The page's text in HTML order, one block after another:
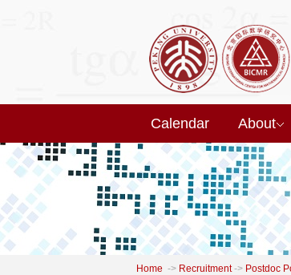
Calendar About
Home -> Recruitment -> Postdoc